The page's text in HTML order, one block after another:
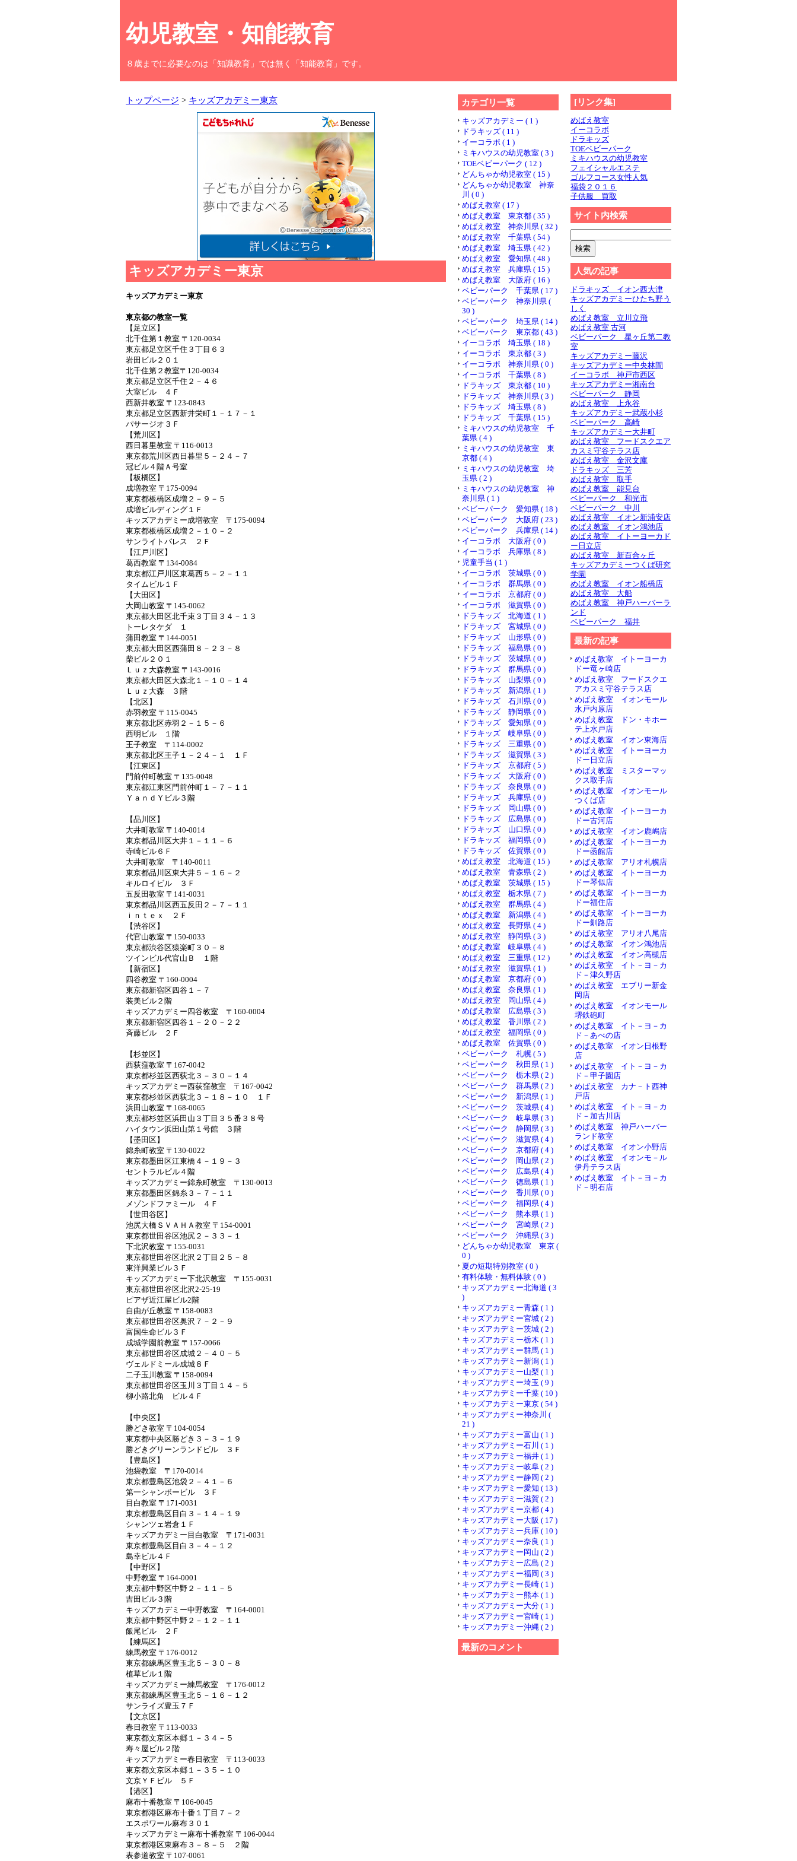
幼児教室・知能教育
８歳までに必要なのは「知識教育」では無く「知能教育」です。
トップページ > キッズアカデミー東京
キッズアカデミー東京
キッズアカデミー東京
東京都の教室一覧
【足立区】
北千住第１教室 〒120-0034
東京都足立区千住３丁目６３
岩田ビル２０１
北千住第２教室〒120-0034
東京都足立区千住２－４６
大室ビル ４Ｆ
西新井教室 〒123-0843
東京都足立区西新井栄町１－１７－１
パサージオ３Ｆ
【荒川区】
西日暮里教室 〒116-0013
東京都荒川区西日暮里５－２４－７
冠ビル４階Ａ号室
【板橋区】
成増教室 〒175-0094
東京都板橋区成増２－９－５
成増ビルディング１Ｆ
キッズアカデミー成増教室 〒175-0094
東京都板橋区成増２－１０－２
サンライトパレス ２Ｆ
【江戸川区】
葛西教室 〒134-0084
東京都江戸川区東葛西５－２－１１
タイムビル１Ｆ
【大田区】
大岡山教室 〒145-0062
東京都大田区北千束３丁目３４－１３
トーレタケダ １
蒲田教室 〒144-0051
東京都大田区西蒲田８－２３－８
柴ビル２０１
Ｌｕｚ大森教室 〒143-0016
東京都大田区大森北１－１０－１４
Ｌｕｚ大森 ３階
【北区】
赤羽教室 〒115-0045
東京都北区赤羽２－１５－６
西明ビル １階
王子教室 〒114-0002
東京都北区王子１－２４－１ １Ｆ
【江東区】
門前仲町教室 〒135-0048
東京都江東区門前仲町１－７－１１
ＹａｎｄＹビル３階
【品川区】
大井町教室 〒140-0014
東京都品川区大井１－１１－６
寺崎ビル６Ｆ
大井町教室 〒140-0011
東京都品川区東大井５－１６－２
キルロイビル ３Ｆ
五反田教室 〒141-0031
東京都品川区西五反田２－７－１１
ｉｎｔｅｘ ２Ｆ
【渋谷区】
代官山教室 〒150-0033
東京都渋谷区猿楽町３０－８
ツインビル代官山Ｂ １階
【新宿区】
四谷教室 〒160-0004
東京都新宿区四谷１－７
装美ビル２階
キッズアカデミー四谷教室 〒160-0004
東京都新宿区四谷１－２０－２２
斉藤ビル ２Ｆ
【杉並区】
西荻窪教室 〒167-0042
東京都杉並区西荻北３－３０－１４
キッズアカデミー西荻窪教室 〒167-0042
東京都杉並区西荻北３－１８－１０ １Ｆ
浜田山教室 〒168-0065
東京都杉並区浜田山３丁目３５番３８号
ハイタウン浜田山第１号館 ３階
【墨田区】
錦糸町教室 〒130-0022
東京都墨田区江東橋４－１９－３
セントラルビル４階
キッズアカデミー錦糸町教室 〒130-0013
東京都墨田区錦糸３－７－１１
メゾンドファミール ４Ｆ
【世田谷区】
池尻大橋ＳＶＡＨＡ教室 〒154-0001
東京都世田谷区池尻２－３３－１
下北沢教室 〒155-0031
東京都世田谷区北沢２丁目２５－８
東洋興業ビル３Ｆ
キッズアカデミー下北沢教室 〒155-0031
東京都世田谷区北沢2-25-19
ピアザ近江屋ビル2階
自由が丘教室 〒158-0083
東京都世田谷区奥沢７－２－９
富国生命ビル３Ｆ
成城学園前教室 〒157-0066
東京都世田谷区成城２－４０－５
ヴェルドミール成城８Ｆ
二子玉川教室 〒158-0094
東京都世田谷区玉川３丁目１４－５
柳小路北角 ビル４Ｆ
【中央区】
勝どき教室 〒104-0054
東京都中央区勝どき３－３－１９
勝どきグリーンランドビル ３Ｆ
【豊島区】
池袋教室 〒170-0014
東京都豊島区池袋２－４１－６
第一シャンボービル ３Ｆ
目白教室 〒171-0031
東京都豊島区目白３－１４－１９
シャンツェ岩倉１Ｆ
キッズアカデミー目白教室 〒171-0031
東京都豊島区目白３－４－１２
島幸ビル４Ｆ
【中野区】
中野教室 〒164-0001
東京都中野区中野２－１１－５
吉田ビル３階
キッズアカデミー中野教室 〒164-0001
東京都中野区中野２－１２－１１
飯尾ビル ２Ｆ
【練馬区】
練馬教室 〒176-0012
東京都練馬区豊玉北５－３０－８
植草ビル１階
キッズアカデミー練馬教室 〒176-0012
東京都練馬区豊玉北５－１６－１２
サンライズ豊玉７Ｆ
【文京区】
春日教室 〒113-0033
東京都文京区本郷１－３４－５
寿々屋ビル２階
キッズアカデミー春日教室 〒113-0033
東京都文京区本郷１－３５－１０
文京ＹＦビル ５Ｆ
【港区】
麻布十番教室 〒106-0045
東京都港区麻布十番１丁目７－２
エスポワール麻布３０１
キッズアカデミー麻布十番教室 〒106-0044
東京都港区東麻布３－８－５ ２階
表参道教室 〒107-0061
カテゴリ一覧
キッズアカデミー ( 1 )
ドラキッズ ( 11 )
イーコラボ ( 1 )
ミキハウスの幼児教室 ( 3 )
TOEベビーパーク ( 12 )
どんちゃか幼児教室 ( 15 )
どんちゃか幼児教室 神奈
川 ( 0 )
めばえ教室 ( 17 )
めばえ教室 東京都 ( 35 )
めばえ教室 神奈川県 ( 32 )
めばえ教室 千葉県 ( 54 )
めばえ教室 埼玉県 ( 42 )
めばえ教室 愛知県 ( 48 )
めばえ教室 兵庫県 ( 15 )
めばえ教室 大阪府 ( 16 )
ベビーパーク 千葉県 ( 17 )
ベビーパーク 神奈川県 (
30 )
ベビーパーク 埼玉県 ( 14 )
ベビーパーク 東京都 ( 43 )
イーコラボ 埼玉県 ( 18 )
イーコラボ 東京都 ( 3 )
イーコラボ 神奈川県 ( 0 )
イーコラボ 千葉県 ( 8 )
ドラキッズ 東京都 ( 10 )
ドラキッズ 神奈川県 ( 3 )
ドラキッズ 埼玉県 ( 8 )
ドラキッズ 千葉県 ( 15 )
ミキハウスの幼児教室 千
葉県 ( 4 )
ミキハウスの幼児教室 東
京都 ( 4 )
ミキハウスの幼児教室 埼
玉県 ( 2 )
ミキハウスの幼児教室 神
奈川県 ( 1 )
ベビーパーク 愛知県 ( 18 )
ベビーパーク 大阪府 ( 23 )
ベビーパーク 兵庫県 ( 14 )
イーコラボ 大阪府 ( 0 )
イーコラボ 兵庫県 ( 8 )
児童手当 ( 1 )
イーコラボ 茨城県 ( 0 )
イーコラボ 群馬県 ( 0 )
イーコラボ 京都府 ( 0 )
イーコラボ 滋賀県 ( 0 )
ドラキッズ 北海道 ( 1 )
ドラキッズ 宮城県 ( 0 )
ドラキッズ 山形県 ( 0 )
ドラキッズ 福島県 ( 0 )
ドラキッズ 茨城県 ( 0 )
ドラキッズ 群馬県 ( 0 )
ドラキッズ 山梨県 ( 0 )
ドラキッズ 新潟県 ( 1 )
ドラキッズ 石川県 ( 0 )
ドラキッズ 静岡県 ( 0 )
ドラキッズ 愛知県 ( 0 )
ドラキッズ 岐阜県 ( 0 )
ドラキッズ 三重県 ( 0 )
ドラキッズ 滋賀県 ( 3 )
ドラキッズ 京都府 ( 5 )
ドラキッズ 大阪府 ( 0 )
ドラキッズ 奈良県 ( 0 )
ドラキッズ 兵庫県 ( 0 )
ドラキッズ 岡山県 ( 0 )
ドラキッズ 広島県 ( 0 )
ドラキッズ 山口県 ( 0 )
ドラキッズ 福岡県 ( 0 )
ドラキッズ 佐賀県 ( 0 )
めばえ教室 北海道 ( 15 )
めばえ教室 青森県 ( 2 )
めばえ教室 茨城県 ( 15 )
めばえ教室 栃木県 ( 7 )
めばえ教室 群馬県 ( 4 )
めばえ教室 新潟県 ( 4 )
めばえ教室 長野県 ( 4 )
めばえ教室 静岡県 ( 3 )
めばえ教室 岐阜県 ( 4 )
めばえ教室 三重県 ( 12 )
めばえ教室 滋賀県 ( 1 )
めばえ教室 京都府 ( 0 )
めばえ教室 奈良県 ( 1 )
めばえ教室 岡山県 ( 4 )
めばえ教室 広島県 ( 3 )
めばえ教室 香川県 ( 2 )
めばえ教室 福岡県 ( 0 )
めばえ教室 佐賀県 ( 0 )
ベビーパーク 札幌 ( 5 )
ベビーパーク 秋田県 ( 1 )
ベビーパーク 栃木県 ( 2 )
ベビーパーク 群馬県 ( 2 )
ベビーパーク 新潟県 ( 1 )
ベビーパーク 茨城県 ( 4 )
ベビーパーク 岐阜県 ( 3 )
ベビーパーク 静岡県 ( 3 )
ベビーパーク 滋賀県 ( 4 )
ベビーパーク 京都府 ( 4 )
ベビーパーク 岡山県 ( 2 )
ベビーパーク 広島県 ( 4 )
ベビーパーク 徳島県 ( 1 )
ベビーパーク 香川県 ( 0 )
ベビーパーク 福岡県 ( 4 )
ベビーパーク 熊本県 ( 1 )
ベビーパーク 宮崎県 ( 2 )
ベビーパーク 沖縄県 ( 3 )
どんちゃか幼児教室 東京 (
0 )
夏の短期特別教室 ( 0 )
有料体験・無料体験 ( 0 )
キッズアカデミー北海道 ( 3
)
キッズアカデミー青森 ( 1 )
キッズアカデミー宮城 ( 2 )
キッズアカデミー茨城 ( 2 )
キッズアカデミー栃木 ( 1 )
キッズアカデミー群馬 ( 1 )
キッズアカデミー新潟 ( 1 )
キッズアカデミー山梨 ( 1 )
キッズアカデミー埼玉 ( 9 )
キッズアカデミー千葉 ( 10 )
キッズアカデミー東京 ( 54 )
キッズアカデミー神奈川 (
21 )
キッズアカデミー富山 ( 1 )
キッズアカデミー石川 ( 1 )
キッズアカデミー福井 ( 1 )
キッズアカデミー岐阜 ( 2 )
キッズアカデミー静岡 ( 2 )
キッズアカデミー愛知 ( 13 )
キッズアカデミー滋賀 ( 2 )
キッズアカデミー京都 ( 4 )
キッズアカデミー大阪 ( 17 )
キッズアカデミー兵庫 ( 10 )
キッズアカデミー奈良 ( 1 )
キッズアカデミー岡山 ( 2 )
キッズアカデミー広島 ( 2 )
キッズアカデミー福岡 ( 3 )
キッズアカデミー長崎 ( 1 )
キッズアカデミー熊本 ( 1 )
キッズアカデミー大分 ( 1 )
キッズアカデミー宮崎 ( 1 )
キッズアカデミー沖縄 ( 2 )
最新のコメント
[リンク集]
めばえ教室
イーコラボ
ドラキッズ
TOEベビーパーク
ミキハウスの幼児教室
フェイシャルエステ
ゴルフコース女性人気
福袋２０１６
子供服 買取
サイト内検索
人気の記事
ドラキッズ イオン西大津
キッズアカデミーひたち野う
しく
めばえ教室 立川立飛
めばえ教室 古河
ベビーパーク 星ヶ丘第二教
室
キッズアカデミー藤沢
キッズアカデミー中央林間
イーコラボ 神戸市西区
キッズアカデミー湘南台
ベビーパーク 静岡
めばえ教室 上永谷
キッズアカデミー武蔵小杉
ベビーパーク 高崎
キッズアカデミー大井町
めばえ教室 フードスクエア
カスミ守谷テラス店
めばえ教室 金沢文庫
ドラキッズ 三芳
めばえ教室 取手
めばえ教室 能見台
ベビーパーク 和光市
ベビーパーク 中川
めばえ教室 イオン新浦安店
めばえ教室 イオン鴻池店
めばえ教室 イトーヨーカド
ー日立店
めばえ教室 新百合ヶ丘
キッズアカデミーつくば研究
学園
めばえ教室 イオン船橋店
めばえ教室 大船
めばえ教室 神戸ハーバーラ
ンド
ベビーパーク 福井
最新の記事
めばえ教室 イトーヨーカ
ドー竜ヶ崎店
めばえ教室 フードスクエ
アカスミ守谷テラス店
めばえ教室 イオンモール
水戸内原店
めばえ教室 ドン・キホー
テ上水戸店
めばえ教室 イオン東海店
めばえ教室 イトーヨーカ
ドー日立店
めばえ教室 ミスターマッ
クス取手店
めばえ教室 イオンモール
つくば店
めばえ教室 イトーヨーカ
ドー古河店
めばえ教室 イオン鹿嶋店
めばえ教室 イトーヨーカ
ドー函館店
めばえ教室 アリオ札幌店
めばえ教室 イトーヨーカ
ドー琴似店
めばえ教室 イトーヨーカ
ドー福住店
めばえ教室 イトーヨーカ
ドー釧路店
めばえ教室 アリオ八尾店
めばえ教室 イオン鴻池店
めばえ教室 イオン高槻店
めばえ教室 イト－ヨ－カ
ド－津久野店
めばえ教室 エブリー新金
岡店
めばえ教室 イオンモール
堺鉄砲町
めばえ教室 イト－ヨ－カ
ド－あべの店
めばえ教室 イオン日根野
店
めばえ教室 イト－ヨ－カ
ド－甲子園店
めばえ教室 カナ－ト西神
戸店
めばえ教室 イト－ヨ－カ
ド－加古川店
めばえ教室 神戸ハーバー
ランド教室
めばえ教室 イオン小野店
めばえ教室 イオンモ－ル
伊丹テラス店
めばえ教室 イト－ヨ－カ
ド－明石店